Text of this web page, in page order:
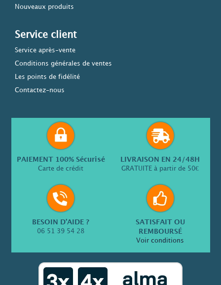
Nouveaux produits
Service client
Service après-vente
Conditions générales de ventes
Les points de fidélité
Contactez-nous
PAIEMENT 100% Sécurisé
Carte de crédit
LIVRAISON EN 24/48H
GRATUITE à partir de 50€
BESOIN D’AIDE ?
06 51 39 54 28
SATISFAIT OU
REMBOURSÉ
Voir conditions